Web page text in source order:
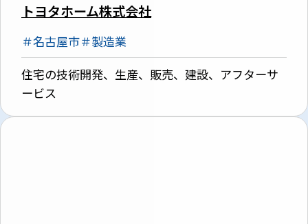
トヨタホーム株式会社
＃名古屋市＃製造業
住宅の技術開発、生産、販売、建設、アフターサ
ービス